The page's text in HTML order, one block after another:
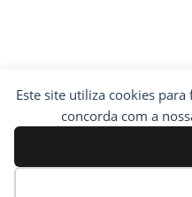
Este site utiliza cookies
concorda com a